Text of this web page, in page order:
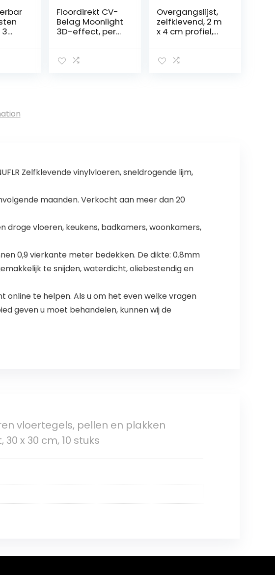
Floordirekt CV-
Belag Moonlight
3D-effect, per
lengte op maat,
Overgangslijst,
zelfklevend, 2 m
x 4 cm profiel,
vloerbedekking,
Zelfklevende vinylvloeren, sneldrogende lijm,
maanden. Verkocht aan meer dan 20
droge vloeren, keukens, badkamers, woonkamers,
0,9 vierkante meter bedekken. De dikte: 0.8mm
te snijden, waterdicht, oliebestendig en
te helpen. Als u om het even welke vragen
geven u moet behandelen, kunnen wij de
vloertegels, pellen en plakken
x 30 cm, 10 stuks